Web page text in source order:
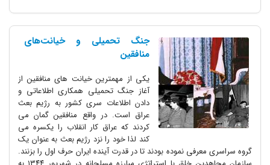
جنگ تحمیلی و خیانت‌های
منافقین
یکی از مهمترین خیانت های منافقین از
آغاز جنگ تحمیلی همکاری اطلاعاتی و
دادن اطلاعات سری کشور به رژیم بعث
عراق است. در واقع منافقین گمان می
کردند که عراق کار انقلاب را یکسره می
کند لذا خود را نزد رژیم بعث به عنوان یک
گروه سراسری معرفی نموده بودند تا در قدرت آینده ایران حرف اول را بزنند.